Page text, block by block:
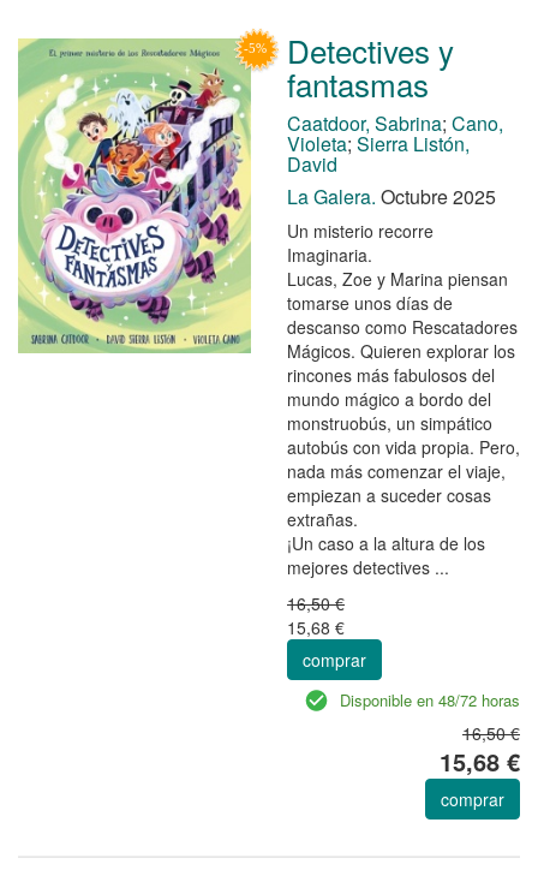
Detectives y
fantasmas
Caatdoor, Sabrina; Cano,
Violeta; Sierra Listón,
David
La Galera. Octubre 2025
Un misterio recorre
Imaginaria.
Lucas, Zoe y Marina piensan
tomarse unos días de
descanso como Rescatadores
Mágicos. Quieren explorar los
rincones más fabulosos del
mundo mágico a bordo del
monstruobús, un simpático
autobús con vida propia. Pero,
nada más comenzar el viaje,
empiezan a suceder cosas
extrañas.
¡Un caso a la altura de los
mejores detectives ...
16,50 €
15,68 €
comprar
Disponible en 48/72 horas
16,50 €
15,68 €
comprar